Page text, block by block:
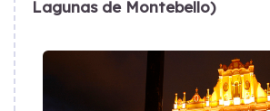
Lagunas de Montebello)